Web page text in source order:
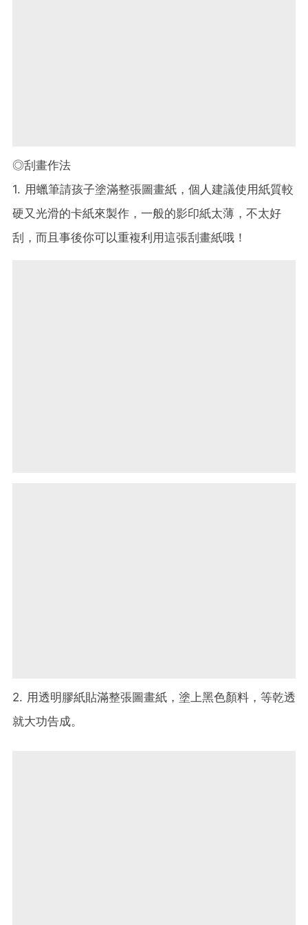
◎刮畫作法
1. 用蠟筆請孩子塗滿整張圖畫紙，個人建議使用紙質較
硬又光滑的卡紙來製作，一般的影印紙太薄，不太好
刮，而且事後你可以重複利用這張刮畫紙哦！
2. 用透明膠紙貼滿整張圖畫紙，塗上黑色顏料，等乾透
就大功告成。